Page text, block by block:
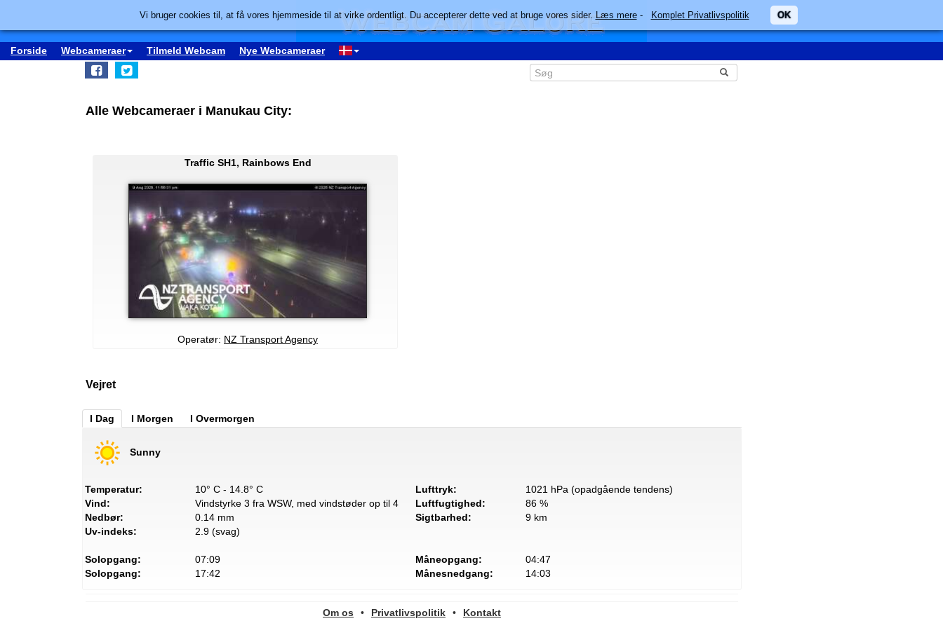
Forside Webcameraer Tilmeld Webcam Nye Webcameraer
Alle Webcameraer i Manukau City:
Traffic SH1, Rainbows End
Operatør: NZ Transport Agency
Vejret
I Dag I Morgen I Overmorgen
Sunny
Temperatur:
10° C - 14.8° C
Vind:
Vindstyrke 3 fra WSW, med vindstøder op til 4
Nedbør:
0.14 mm
Uv-indeks:
2.9 (svag)
Lufttryk:
1021 hPa (opadgående tendens)
Luftfugtighed:
86 %
Sigtbarhed:
9 km
Solopgang:
07:09
Solopgang:
17:42
Måneopgang:
04:47
Månesnedgang:
14:03
Om os • Privatlivspolitik •
Kontakt
Vi bruger cookies til, at få vores hjemmeside til at virke ordentligt. Du accepterer dette ved at bruge vores sider.Læs mere- Komplet Privatlivspolitik OK